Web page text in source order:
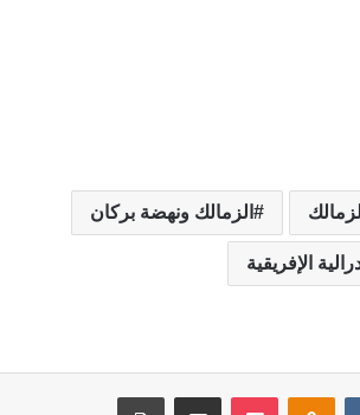
الزمالك الزمالك ونهضة بركان
الإفريقية